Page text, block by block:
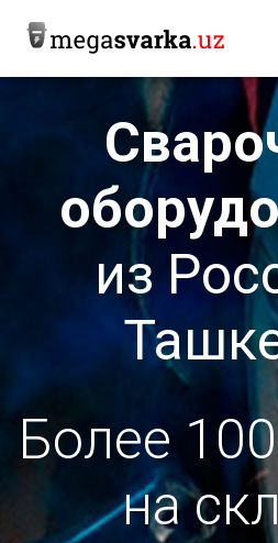
из
Более
на